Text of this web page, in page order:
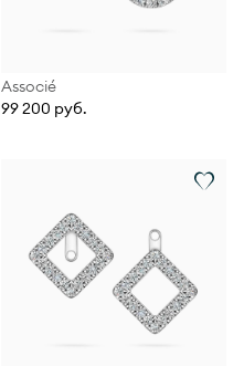
Associé
99 200 руб.